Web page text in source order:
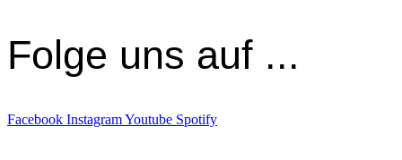
Folge uns auf ...
Facebook InstagramYoutube Spotify